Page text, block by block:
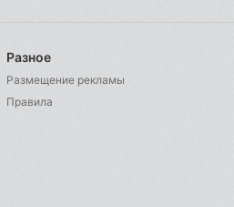
Разное
Размещение рекламы
Правила